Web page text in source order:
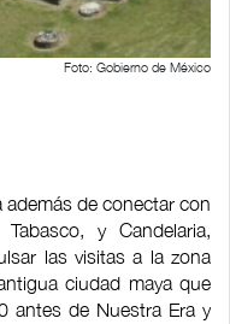
Foto: Gobierno de México
además de conectar con
y Candelaria,
las visitas a la zona
ciudad maya que
antes de Nuestra Era y